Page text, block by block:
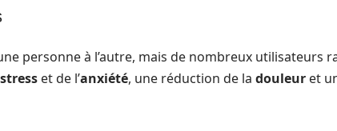
personne à l’autre, mais de nombreux utilisateurs
et de l’anxiété, une réduction de la douleur et